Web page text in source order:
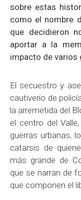
sobre estas
como el nombre
que decidieron
aportar a la
impacto de varios
El secuestro y
cautiverio de
la arremetida del
el centro del
guerras urbanas,
catarsis de
más grande de
que se narran de
que componen el